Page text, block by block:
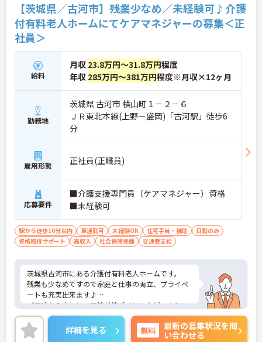
【茨城県／古河市】残業少なめ／未経験可♪介護
付有料老人ホームにてケアマネジャーの募集＜正
社員＞
給料
月収 23.8万円～31.8万円程度
年収 285万円～381万円程度※月収×12ヶ月
勤務地
茨城県 古河市 横山町１－２－６
ＪＲ東北本線(上野－盛岡)「古河駅」徒歩6
分
雇用形態 正社員(正職員)
応募要件
■介護支援専門員（ケアマネジャー）資格
■未経験可
駅から徒歩10分以内 車通勤可 未経験OK 住宅手当・補助
日勤のみ
資格取得サポート
高収入 社会保険完備 交通費支給
茨城県古河市にある介護付有料老人ホームです。
残業も少なめですので家庭と仕事の両立、プライベ
ートも充実出来ます♪
ご興味ある方には、面接対策ポイントなど、さらに
詳細をお話しいたしますのでお気軽にご相談くださ
い。
詳細を見る 無料
最新の募集状況を問
い合わせる